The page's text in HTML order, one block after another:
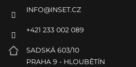
INFO@INSET.CZ
+421 233 002 089
SADSKÁ 603/10
PRAHA 9 - HLOUBĚTÍN